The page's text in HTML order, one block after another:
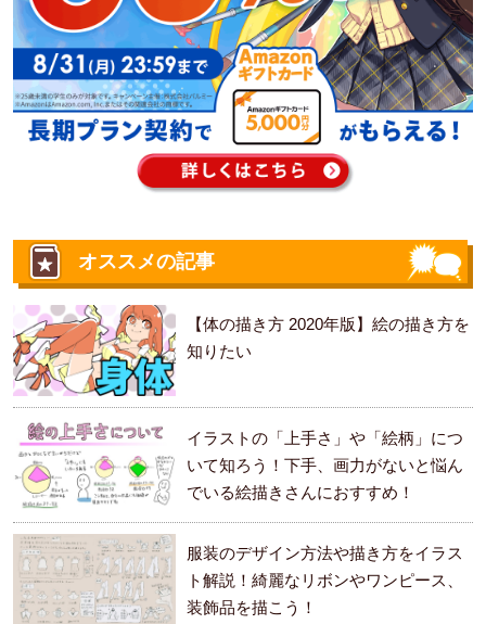
オススメの記事
【体の描き方 2020年版】絵の描き方を
知りたい
イラストの「上手さ」や「絵柄」につ
いて知ろう！下手、画力がないと悩ん
でいる絵描きさんにおすすめ！
服装のデザイン方法や描き方をイラス
ト解説！綺麗なリボンやワンピース、
装飾品を描こう！